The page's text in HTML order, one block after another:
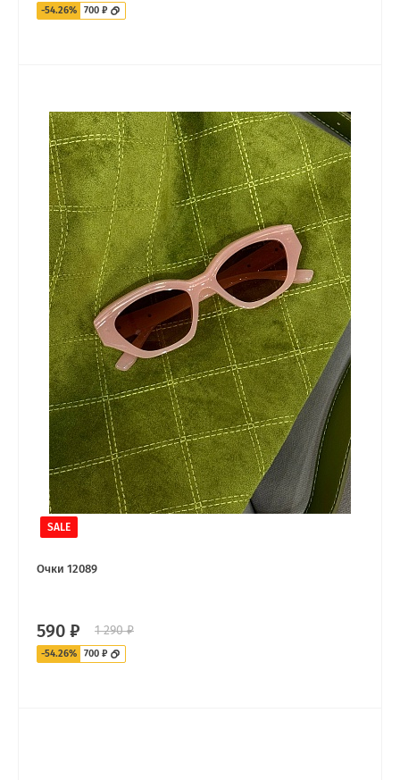
-54.26% 700 ₽
SALE
Очки 12089
590 ₽ 1 290 ₽
-54.26% 700 ₽